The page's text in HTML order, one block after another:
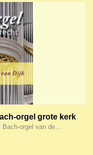
orgel grote kerk
Bach-orgel van de…